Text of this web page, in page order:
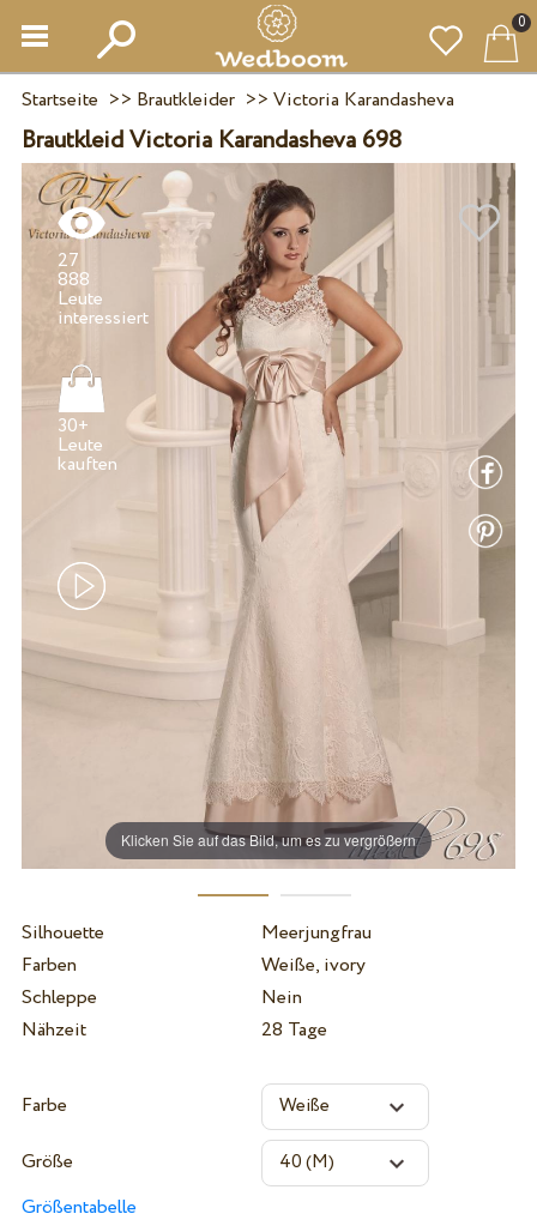
0
Startseite >> Brautkleider>> Victoria Karandasheva
Brautkleid Victoria Karandasheva 698
Klicken Sie auf das Bild, um es zu vergrößern
27
888
Leute
30+
Leute
Silhouette
Meerjungfrau
Farben
Weiße, ivory
Schleppe
Nein
Nähzeit
28 Tage
Farbe
Größe
Größentabelle